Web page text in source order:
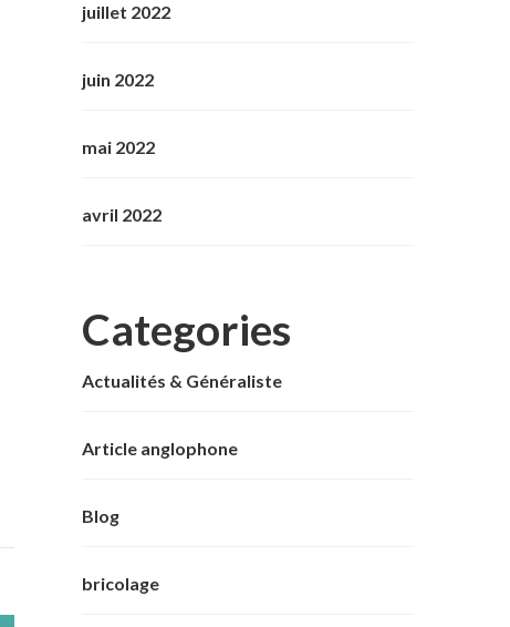
juillet 2022
juin 2022
mai 2022
avril 2022
Categories
Actualités & Généraliste
Article anglophone
Blog
bricolage